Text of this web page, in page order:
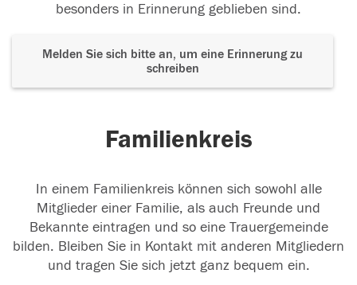
besonders in Erinnerung geblieben sind.
Melden Sie sich bitte an, um eine Erinnerung zu
schreiben
Familienkreis
In einem Familienkreis können sich sowohl alle
Mitglieder einer Familie, als auch Freunde und
Bekannte eintragen und so eine Trauergemeinde
bilden. Bleiben Sie in Kontakt mit anderen Mitgliedern
und tragen Sie sich jetzt ganz bequem ein.